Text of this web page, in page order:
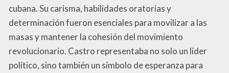
cubana. Su carisma, habilidades oratorias y
determinación fueron esenciales para movilizar a las
masas y mantener la cohesión del movimiento
revolucionario. Castro representaba no solo un líder
político, sino también un símbolo de esperanza para